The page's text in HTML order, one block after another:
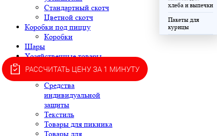
Стандартный скотч
Цветной скотч
Коробки под пиццу
Коробки
Шары
Хозяйственные товары
Губки и салфетки
Совки для сыпучих
Средства
индивидуальной
защиты
Текстиль
Товары для пикника
Товары для
хлеба и выпечки
Пакеты для
курицы
РАССЧИТАТЬ ЦЕНУ ЗА 1 МИНУТУ